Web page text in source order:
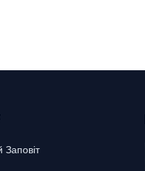
Заповіт